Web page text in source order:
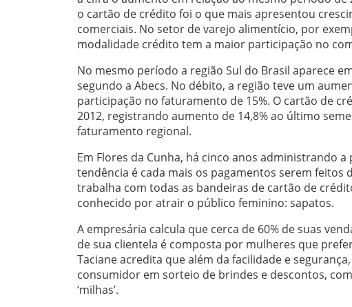
o cartão de crédito foi o que mais apresentou
comerciais. No setor de varejo alimentício, por
modalidade crédito tem a maior participação no
No mesmo período a região Sul do Brasil aparece
segundo a Abecs. No débito, a região teve um
participação no faturamento de 15%. O cartão de
2012, registrando aumento de 14,8% ao último
faturamento regional.
Em Flores da Cunha, há cinco anos administrando
tendência é cada mais os pagamentos serem
trabalha com todas as bandeiras de cartão de
conhecido por atrair o público feminino: sapatos.
A empresária calcula que cerca de 60% de suas
de sua clientela é composta por mulheres que
Taciane acredita que além da facilidade e
consumidor em sorteio de brindes e descontos,
‘milhas’.